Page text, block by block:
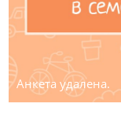
Анкета удалена.